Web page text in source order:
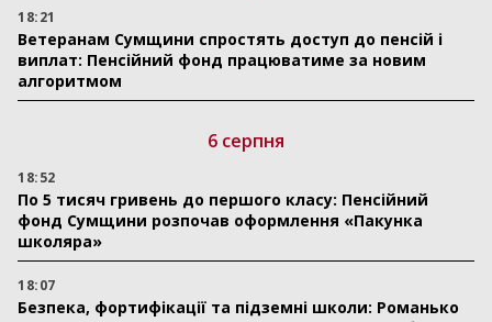
18:21
Ветеранам Сумщини спростять доступ до пенсій і
виплат: Пенсійний фонд працюватиме за новим
алгоритмом
6 серпня
18:52
По 5 тисяч гривень до першого класу: Пенсійний
фонд Сумщини розпочав оформлення «Пакунка
школяра»
18:07
Безпека, фортифікації та підземні школи: Романько